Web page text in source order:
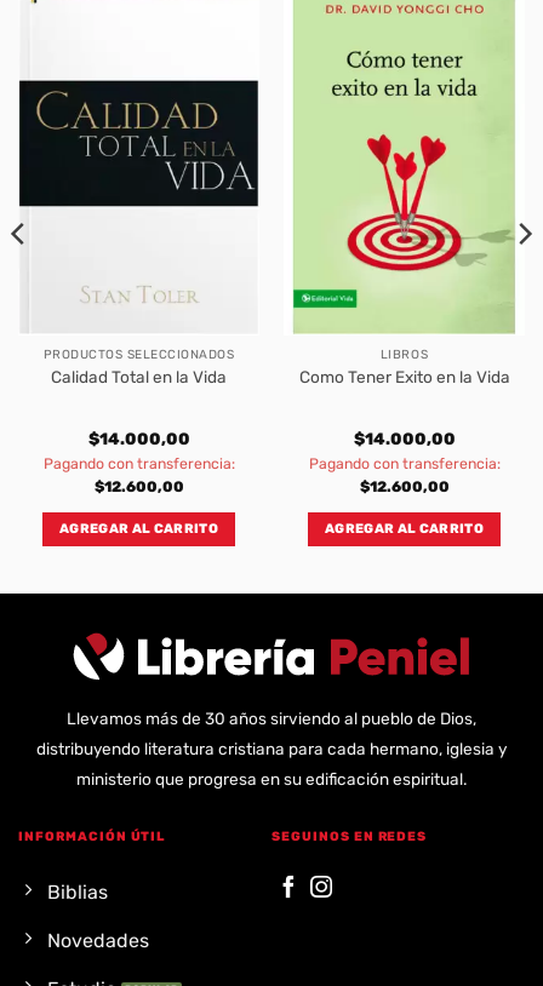
PRODUCTOS SELECCIONADOS
Calidad Total en la Vida
$14.000,00
Pagando con transferencia:
$12.600,00
AGREGAR AL CARRITO
LIBROS
Como Tener Exito en la Vida
$14.000,00
Pagando con transferencia:
$12.600,00
AGREGAR AL CARRITO
Llevamos más de 30 años sirviendo al pueblo de Dios,
distribuyendo literatura cristiana para cada hermano, iglesia y
ministerio que progresa en su edificación espiritual.
INFORMACIÓN ÚTIL
Biblias
Novedades
SEGUINOS EN REDES